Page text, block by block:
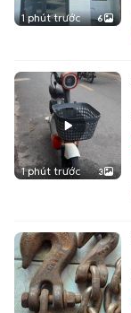
1 phút trước 6
1 phút trước 3